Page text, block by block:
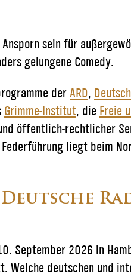
sein für
gelungene Comedy.
der ARD,
Grimme-Institut, die Freie
öffentlich-rechtlicher
liegt beim
September 2026 in
Welche deutschen und